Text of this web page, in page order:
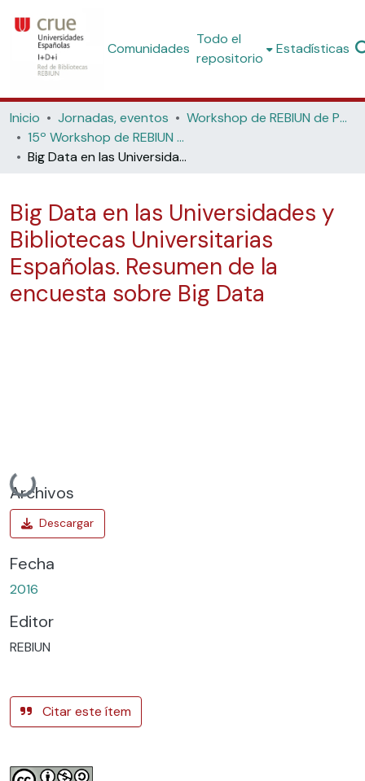
Comunidades
Todo el
repositorio
Estadísticas
Inicio Jornadas, eventos
Workshop de REBIUN de Proyectos Digitales
15º Workshop de REBIUN de Proyectos Digitales: Datos y bibliotecas (Universidad Jaume I, 2016)
Big Data en las Universidades y Bibliotecas Universitarias Españolas. Resumen de la encuesta sobre Big Data
Big Data en las Universidades y
Bibliotecas Universitarias
Españolas. Resumen de la
encuesta sobre Big Data
Cargando...
Archivos
Fecha
2016
Editor
REBIUN
Citar este ítem